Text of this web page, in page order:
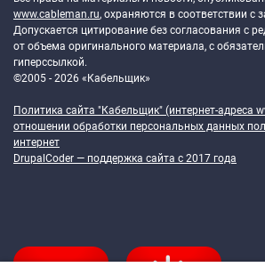
www.cableman.ru, охраняются в соответствии с
Допускается цитирование без согласования с
от объема оригинального материала, с
гиперссылкой.
©2005 - 2026 «Кабельщик»
Политика сайта "Кабельщик" (интернет-адреса
отношении обработки персональных данных
интернет
DrupalCoder — поддержка сайта c 2017 года